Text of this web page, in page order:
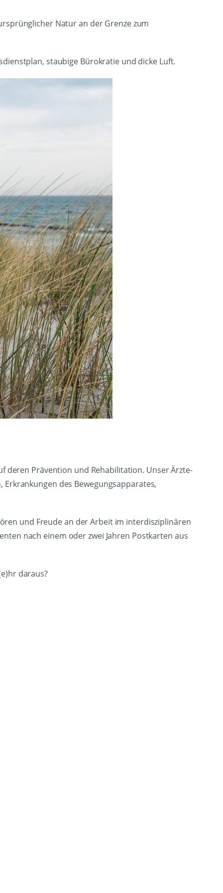
Natur an der Grenze zum
staubige Bürokratie und dicke Luft.
deren Prävention und Rehabilitation. Unser Ärzte-
des Bewegungsapparates,
und Freude an der Arbeit im interdisziplinären
nach einem oder zwei Jahren Postkarten aus
daraus?